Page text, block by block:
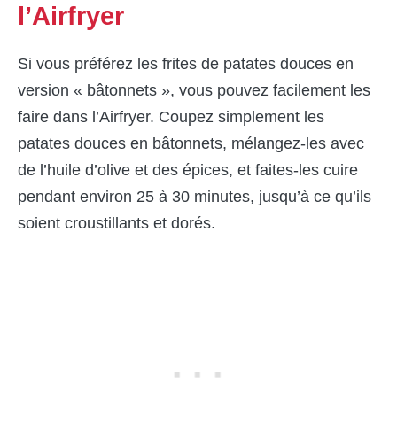
l’Airfryer
Si vous préférez les frites de patates douces en
version « bâtonnets », vous pouvez facilement les
faire dans l’Airfryer. Coupez simplement les
patates douces en bâtonnets, mélangez-les avec
de l’huile d’olive et des épices, et faites-les cuire
pendant environ 25 à 30 minutes, jusqu’à ce qu’ils
soient croustillants et dorés.